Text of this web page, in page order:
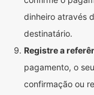
dinheiro através
destinatário.
Registre a
pagamento, o
confirmação ou